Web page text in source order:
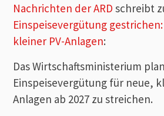
Nachrichten der ARD schreibt
Einspeisevergütung
kleiner PV-Anlagen:
Das Wirtschaftsministerium
Einspeisevergütung für neue,
Anlagen ab 2027 zu streichen.